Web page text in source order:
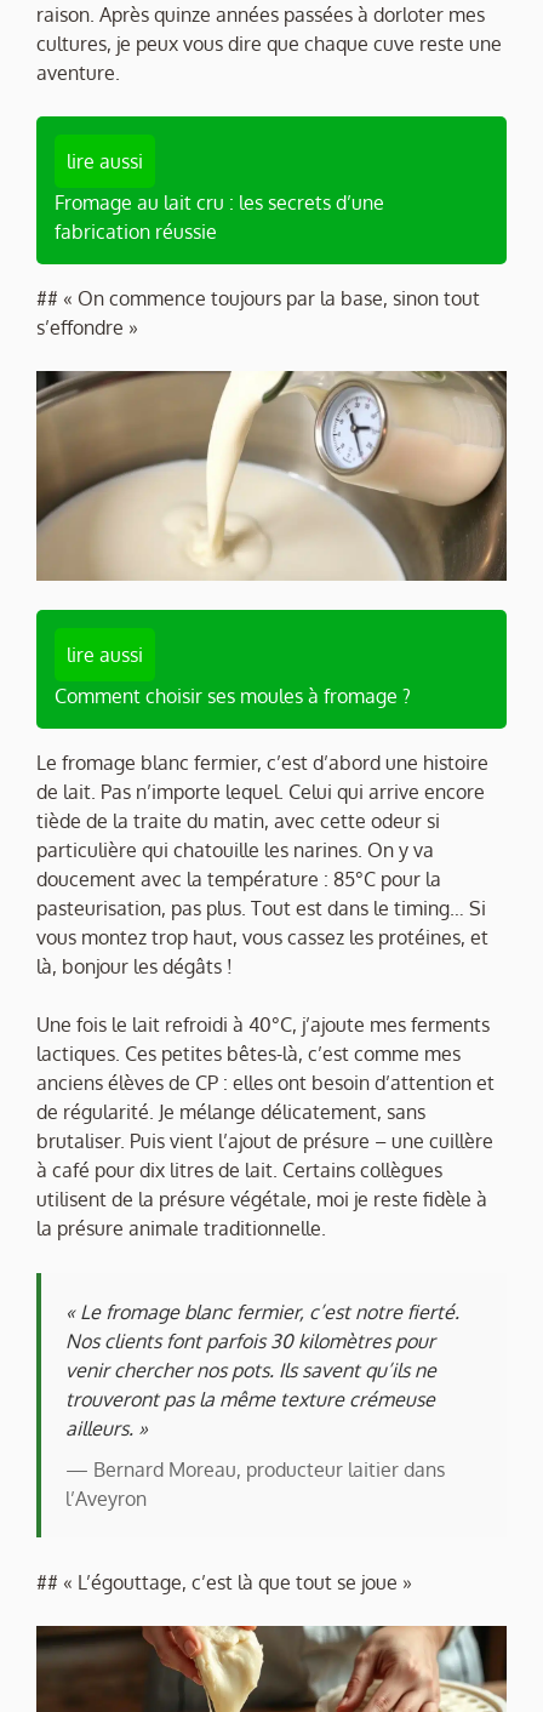
raison. Après quinze années passées à dorloter mes
cultures, je peux vous dire que chaque cuve reste une
aventure.
lire aussi
Fromage au lait cru : les secrets d’une
fabrication réussie
## « On commence toujours par la base, sinon tout
s’effondre »
lire aussi
Comment choisir ses moules à fromage ?
Le fromage blanc fermier, c’est d’abord une histoire
de lait. Pas n’importe lequel. Celui qui arrive encore
tiède de la traite du matin, avec cette odeur si
particulière qui chatouille les narines. On y va
doucement avec la température : 85°C pour la
pasteurisation, pas plus. Tout est dans le timing… Si
vous montez trop haut, vous cassez les protéines, et
là, bonjour les dégâts !
Une fois le lait refroidi à 40°C, j’ajoute mes ferments
lactiques. Ces petites bêtes-là, c’est comme mes
anciens élèves de CP : elles ont besoin d’attention et
de régularité. Je mélange délicatement, sans
brutaliser. Puis vient l’ajout de présure – une cuillère
à café pour dix litres de lait. Certains collègues
utilisent de la présure végétale, moi je reste fidèle à
la présure animale traditionnelle.
« Le fromage blanc fermier, c’est notre fierté.
Nos clients font parfois 30 kilomètres pour
venir chercher nos pots. Ils savent qu’ils ne
trouveront pas la même texture crémeuse
ailleurs. »
— Bernard Moreau, producteur laitier dans
l’Aveyron
## « L’égouttage, c’est là que tout se joue »